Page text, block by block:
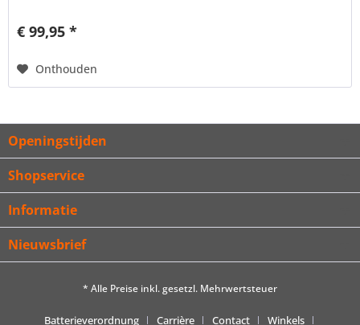
€ 99,95 *
Onthouden
Openingstijden
Shopservice
Informatie
Nieuwsbrief
* Alle Preise inkl. gesetzl. Mehrwertsteuer
Batterieverordnung Carrière Contact Winkels